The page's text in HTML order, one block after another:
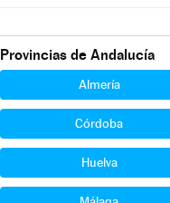
Provincias de Andalucía
Almería
Córdoba
Huelva